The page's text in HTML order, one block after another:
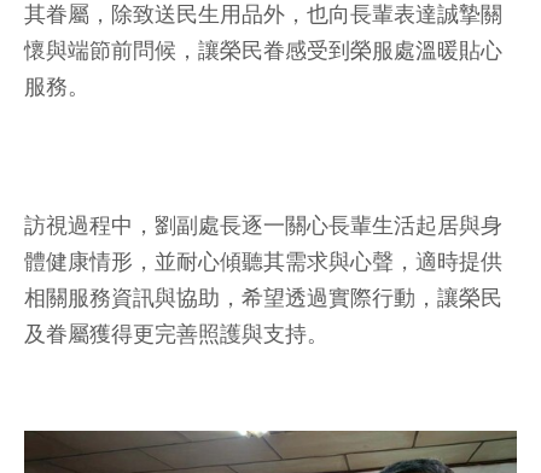
其眷屬，除致送民生用品外，也向長輩表達誠摯關
懷與端節前問候，讓榮民眷感受到榮服處溫暖貼心
服務。
訪視過程中，劉副處長逐一關心長輩生活起居與身
體健康情形，並耐心傾聽其需求與心聲，適時提供
相關服務資訊與協助，希望透過實際行動，讓榮民
及眷屬獲得更完善照護與支持。